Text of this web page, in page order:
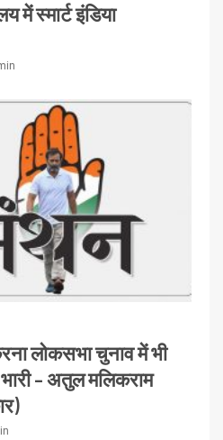
में स्मार्ट इंडिया
लोकसभा चुनाव में भी
– अतुल मलिकराम